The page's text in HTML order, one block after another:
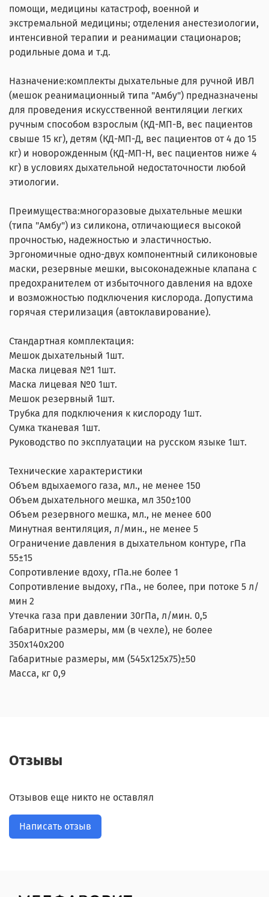
помощи, медицины катастроф, военной и
экстремальной медицины; отделения анестезиологии,
интенсивной терапии и реанимации стационаров;
родильные дома и т.д.
Назначение:комплекты дыхательные для ручной ИВЛ
(мешок реанимационный типа "Амбу") предназначены
для проведения искусственной вентиляции легких
ручным способом взрослым (КД-МП-В, вес пациентов
свыше 15 кг), детям (КД-МП-Д, вес пациентов от 4 до 15
кг) и новорожденным (КД-МП-Н, вес пациентов ниже 4
кг) в условиях дыхательной недостаточности любой
этиологии.
Преимущества:многоразовые дыхательные мешки
(типа "Амбу") из силикона, отличающиеся высокой
прочностью, надежностью и эластичностью.
Эргономичные одно-двух компонентный силиконовые
маски, резервные мешки, высоконадежные клапана с
предохранителем от избыточного давления на вдохе
и возможностью подключения кислорода. Допустима
горячая стерилизация (автоклавирование).
Стандартная комплектация:
Мешок дыхательный 1шт.
Маска лицевая №1 1шт.
Маска лицевая №0 1шт.
Мешок резервный 1шт.
Трубка для подключения к кислороду 1шт.
Сумка тканевая 1шт.
Руководство по эксплуатации на русском языке 1шт.
Технические характеристики
Объем вдыхаемого газа, мл., не менее 150
Объем дыхательного мешка, мл 350±100
Объем резервного мешка, мл., не менее 600
Минутная вентиляция, л/мин., не менее 5
Ограничение давления в дыхательном контуре, гПа
55±15
Сопротивление вдоху, гПа.не более 1
Сопротивление выдоху, гПа., не более, при потоке 5 л/
мин 2
Утечка газа при давлении 30гПа, л/мин. 0,5
Габаритные размеры, мм (в чехле), не более
350х140х200
Габаритные размеры, мм (545х125х75)±50
Масса, кг 0,9
Отзывы
Отзывов еще никто не оставлял
Написать отзыв